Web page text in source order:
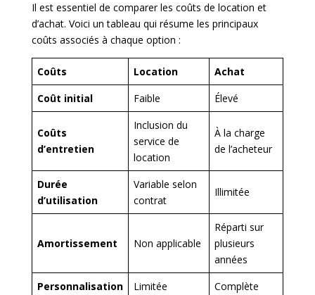
Il est essentiel de comparer les coûts de location et
d’achat. Voici un tableau qui résume les principaux
coûts associés à chaque option :
Coûts Location
Achat
Coût initial
Faible Élevé
Coûts
d’entretien
Inclusion du
service de
location
À la charge
de l’acheteur
Durée
d’utilisation
Variable selon
contrat
Illimitée
Amortissement Non applicable
Réparti sur
plusieurs
années
Personnalisation
Limitée Complète